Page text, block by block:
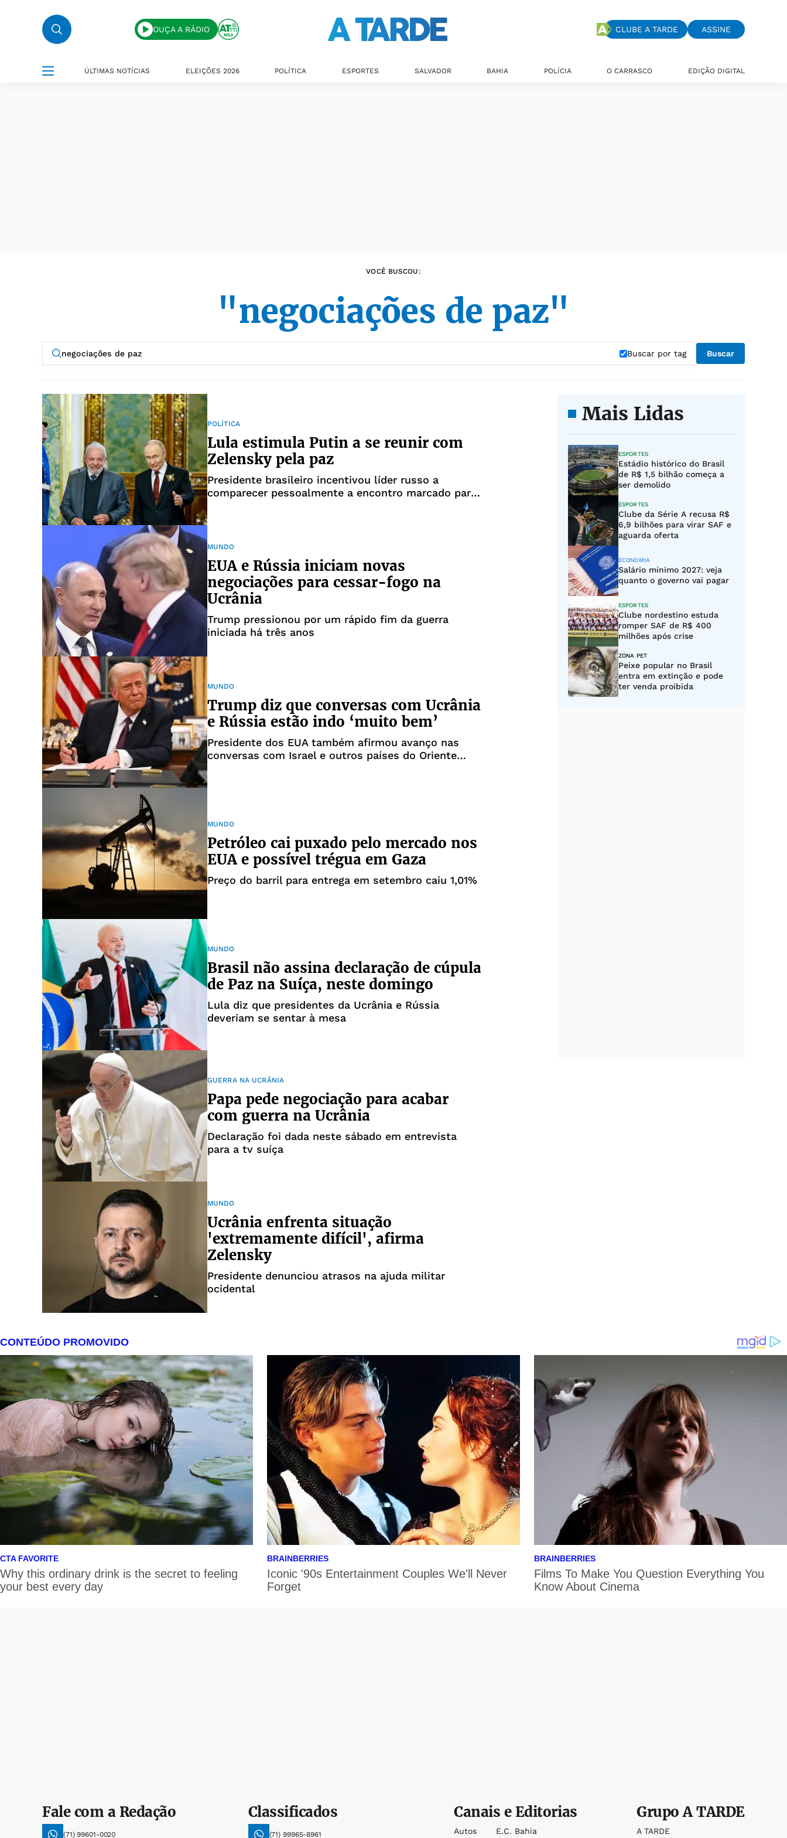
OUÇA A RÁDIO CLUBE A TARDE ASSINE
ÚLTIMAS NOTÍCIAS ELEIÇÕES 2026 POLÍTICA ESPORTES SALVADOR BAHIA POLÍCIA O CARRASCO EDIÇÃO DIGITAL
VOCÊ BUSCOU:
"negociações de paz"
Buscar por tag Buscar
POLÍTICA
Lula estimula Putin a se reunir com
Zelensky pela paz
Presidente brasileiro incentivou líder russo a
comparecer pessoalmente a encontro marcado para
MUNDO
EUA e Rússia iniciam novas
negociações para cessar-fogo na
Ucrânia
Trump pressionou por um rápido fim da guerra
iniciada há três anos
MUNDO
Trump diz que conversas com Ucrânia
e Rússia estão indo ‘muito bem’
Presidente dos EUA também afirmou avanço nas
conversas com Israel e outros países do Oriente
MUNDO
Petróleo cai puxado pelo mercado nos
EUA e possível trégua em Gaza
Preço do barril para entrega em setembro caiu 1,01%
MUNDO
Brasil não assina declaração de cúpula
de Paz na Suíça, neste domingo
Lula diz que presidentes da Ucrânia e Rússia
deveriam se sentar à mesa
GUERRA NA UCRÂNIA
Papa pede negociação para acabar
com guerra na Ucrânia
Declaração foi dada neste sábado em entrevista
para a tv suíça
MUNDO
Ucrânia enfrenta situação
'extremamente difícil', afirma
Zelensky
Presidente denunciou atrasos na ajuda militar
ocidental
Mais Lidas
ESPORTES
Estádio histórico do Brasil
de R$ 1,5 bilhão começa a
ser demolido
ESPORTES
Clube da Série A recusa R$
6,9 bilhões para virar SAF e
aguarda oferta
ECONOMIA
Salário mínimo 2027: veja
quanto o governo vai pagar
ESPORTES
Clube nordestino estuda
romper SAF de R$ 400
milhões após crise
ZONA PET
Peixe popular no Brasil
entra em extinção e pode
ter venda proibida
Fale com a Redação
(71) 99601-0020
Classificados
(71) 99965-8961
Canais e Editorias
Autos E.c. Bahia
GrupoA TARDE
A TARDE